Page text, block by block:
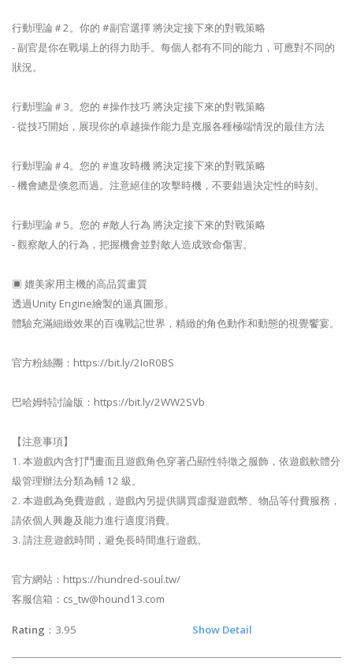
行動理論＃2。你的 #副官選擇 將決定接下來的對戰策略
- 副官是你在戰場上的得力助手。每個人都有不同的能力，可應對不同的
狀況。
行動理論＃3。您的 #操作技巧 將決定接下來的對戰策略
- 從技巧開始，展現你的卓越操作能力是克服各種極端情況的最佳方法
行動理論＃4。您的 #進攻時機 將決定接下來的對戰策略
- 機會總是倏忽而過。注意絕佳的攻擊時機，不要錯過決定性的時刻。
行動理論＃5。您的 #敵人行為 將決定接下來的對戰策略
- 觀察敵人的行為，把握機會並對敵人造成致命傷害。
▣ 媲美家用主機的高品質畫質
透過Unity Engine繪製的逼真圖形。
體驗充滿細緻效果的百魂戰記世界，精緻的角色動作和動態的視覺饗宴。
官方粉絲團：https://bit.ly/2IoR0BS
巴哈姆特討論版：https://bit.ly/2WW2SVb
【注意事項】
1. 本遊戲內含打鬥畫面且遊戲角色穿著凸顯性特徵之服飾，依遊戲軟體分
級管理辦法分類為輔 12 級。
2. 本遊戲為免費遊戲，遊戲內另提供購買虛擬遊戲幣、物品等付費服務，
請依個人興趣及能力進行適度消費。
3. 請注意遊戲時間，避免長時間進行遊戲。
官方網站：https://hundred-soul.tw/
客服信箱： cs_tw@hound13.com
Rating ：3.95 Show Detail